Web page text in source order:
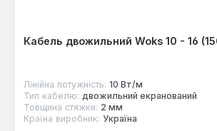
Кабель двожильний Woks 10 - 16
Лінійна потужність: 10 Вт/м
Тип кабелю: двожильний екранований
Товщина стяжки: 2 мм
Країна виробник: Україна